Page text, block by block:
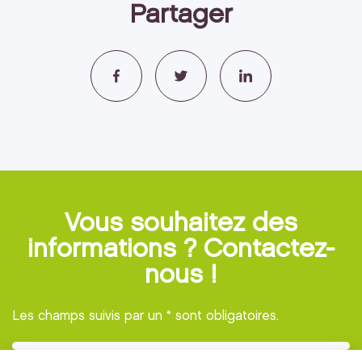
Partager
Vous souhaitez des
informations ? Contactez-
nous !
Les champs suivis par un * sont obligatoires.